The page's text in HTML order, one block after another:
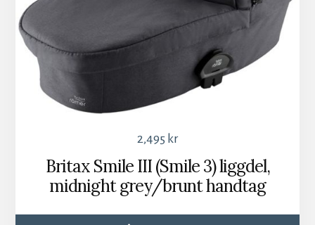
2,495 kr
Britax Smile III (Smile 3) liggdel,
midnight grey/brunt handtag